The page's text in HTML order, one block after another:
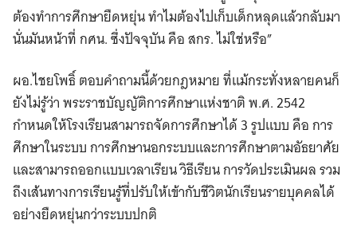
ต้องทำการศึกษายืดหยุ่น ทำไมต้องไปเก็บเด็กหลุดแล้วกลับมา
นั่นมันหน้าที่ กศน. ซึ่งปัจจุบัน คือ สกร. ไม่ใช่หรือ”
ผอ.ไชยโพธิ์ ตอบคำถามนี้ด้วยกฎหมาย ที่แม้กระทั่งหลายคนก็
ยังไม่รู้ว่า พระราชบัญญัติการศึกษาแห่งชาติ พ.ศ. 2542
กำหนดให้โรงเรียนสามารถจัดการศึกษาได้ 3 รูปแบบ คือ การ
ศึกษาในระบบ การศึกษานอกระบบและการศึกษาตามอัธยาศัย
และสามารถออกแบบเวลาเรียน วิธีเรียน การวัดประเมินผล รวม
ถึงเส้นทางการเรียนรู้ที่ปรับให้เข้ากับชีวิตนักเรียนรายบุคคลได้
อย่างยืดหยุ่นกว่าระบบปกติ